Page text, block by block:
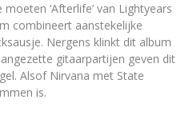
moeten ‘Afterlife’ van Lightyears
combineert aanstekelijke
Nergens klinkt dit album
gitaarpartijen geven dit
Alsof Nirvana met State
is.